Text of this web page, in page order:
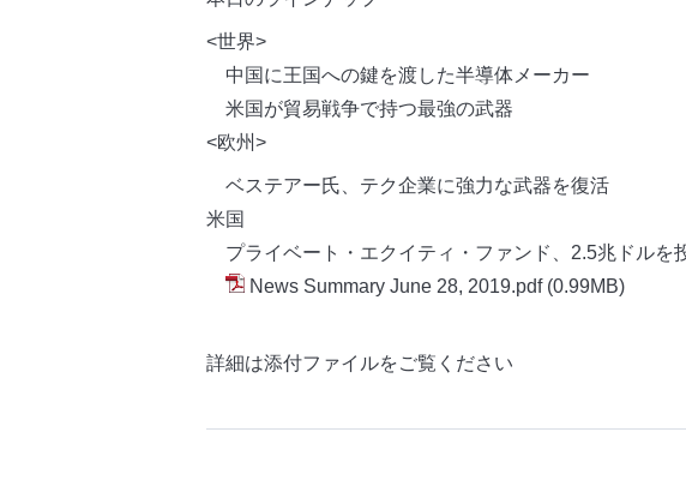
<世界>
中国に王国への鍵を渡した半導体メーカー
米国が貿易戦争で持つ最強の武器
<欧州>
ベステアー氏、テク企業に強力な武器を復活
米国
プライベート・エクイティ・ファンド、2.5兆ドルを
News Summary June 28, 2019.pdf (0.99MB)
詳細は添付ファイルをご覧ください